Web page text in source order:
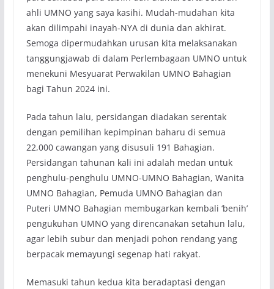
ahli UMNO yang saya kasihi. Mudah-mudahan kita
akan dilimpahi inayah-NYA di dunia dan akhirat.
Semoga dipermudahkan urusan kita melaksanakan
tanggungjawab di dalam Perlembagaan UMNO untuk
menekuni Mesyuarat Perwakilan UMNO Bahagian
bagi Tahun 2024 ini.
Pada tahun lalu, persidangan diadakan serentak
dengan pemilihan kepimpinan baharu di semua
22,000 cawangan yang disusuli 191 Bahagian.
Persidangan tahunan kali ini adalah medan untuk
penghulu-penghulu UMNO-UMNO Bahagian, Wanita
UMNO Bahagian, Pemuda UMNO Bahagian dan
Puteri UMNO Bahagian membugarkan kembali ‘benih’
pengukuhan UMNO yang direncanakan setahun lalu,
agar lebih subur dan menjadi pohon rendang yang
berpacak memayungi segenap hati rakyat.
Memasuki tahun kedua kita beradaptasi dengan